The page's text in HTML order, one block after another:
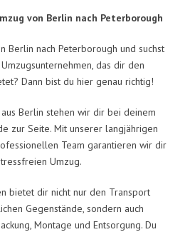
von Berlin nach Peterborough
Berlin nach Peterborough und suchst
das dir den
Dann bist du hier genau richtig!
Berlin stehen wir dir bei deinem
zur Seite. Mit unserer langjährigen
Team garantieren wir dir
Umzug.
bietet dir nicht nur den Transport
Gegenstände, sondern auch
Montage und Entsorgung. Du